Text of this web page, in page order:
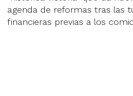
agenda de reformas tras las
financieras previas a los